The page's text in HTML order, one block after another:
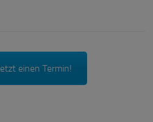
einen Termin!